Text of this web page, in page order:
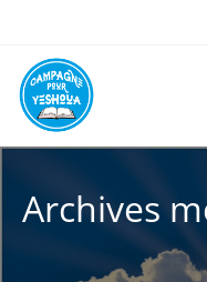
content
Archives